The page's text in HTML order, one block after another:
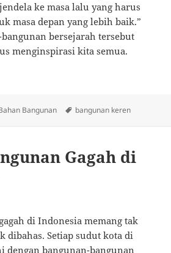
ke masa lalu yang harus
masa depan yang lebih baik.”
bangunan bersejarah tersebut
menginspirasi kita semua.
Bangunan Tags
bangunan keren
Gagah di
di Indonesia memang tak
dibahas. Setiap sudut kota di
dengan bangunan-bangunan